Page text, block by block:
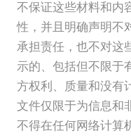
不保证这些材料和内
性，并且明确声明不
承担责任，也不对这
示的、包括但不限于
方权利、质量和没有
文件仅限于为信息和
不得在任何网络计算